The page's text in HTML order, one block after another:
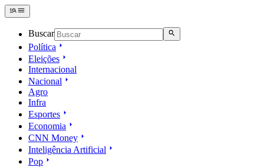
Buscar
Política
Eleições
Internacional
Nacional
Agro
Infra
Esportes
Economia
CNN Money
Inteligência Artificial
Pop